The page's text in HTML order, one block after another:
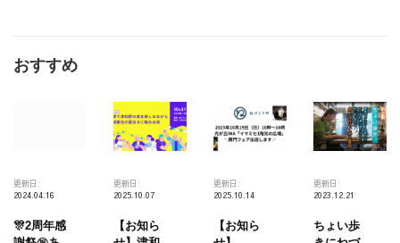
おすすめ
更新日:
2024.04.16
🎊2周年感
更新日:
2025.10.07
【お知ら
更新日:
2025.10.14
【お知ら
更新日:
2023.12.21
ちょい歩